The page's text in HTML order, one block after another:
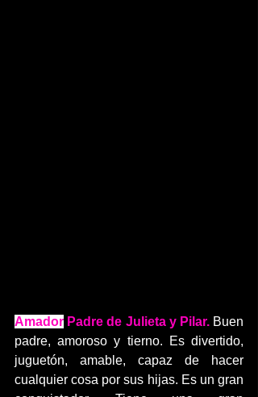
Amador Padre de Julieta y Pilar. Buen
padre, amoroso y tierno. Es divertido,
juguetón, amable, capaz de hacer
cualquier cosa por sus hijas. Es un gran